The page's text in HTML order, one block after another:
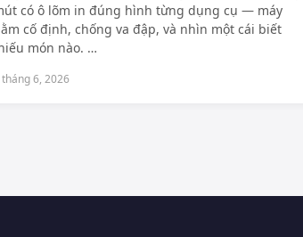
có ô lõm in đúng hình từng dụng cụ — máy
cố định, chống va đập, và nhìn một cái biết
món nào. …
tháng 6, 2026